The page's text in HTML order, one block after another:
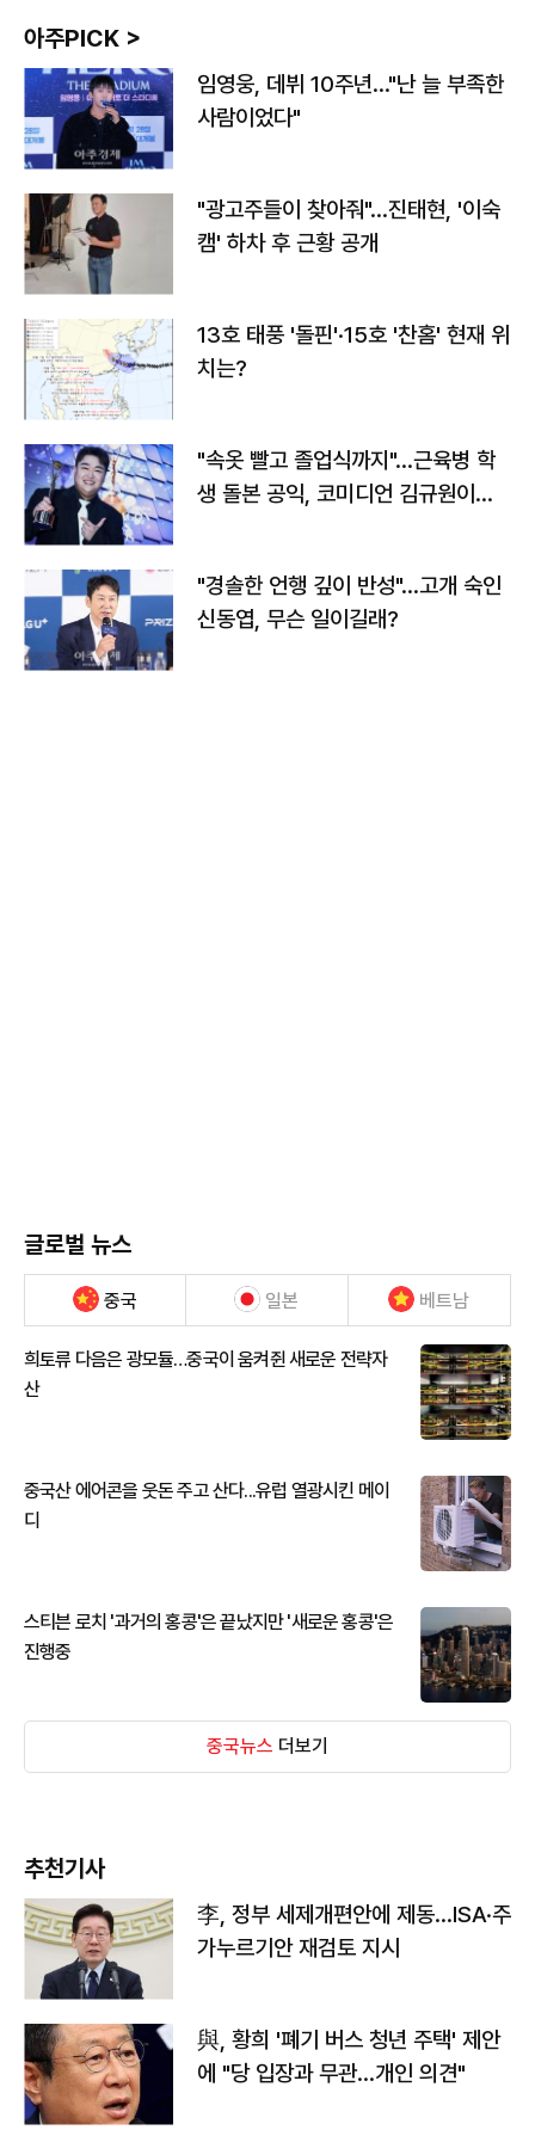
아주PICK >
임영웅, 데뷔 10주년…"난 늘 부족한
사람이었다"
"광고주들이 찾아줘"…진태현, '이숙
캠' 하차 후 근황 공개
13호 태풍 '돌핀'·15호 '찬홈' 현재 위
치는?
"속옷 빨고 졸업식까지"…근육병 학
생 돌본 공익, 코미디언 김규원이었
"경솔한 언행 깊이 반성"…고개 숙인
신동엽, 무슨 일이길래?
글로벌 뉴스
중국 일본 베트남
희토류 다음은 광모듈…중국이 움켜쥔 새로운 전략자
산
중국산 에어콘을 웃돈 주고 산다...유럽 열광시킨 메이
디
스티븐 로치 '과거의 홍콩'은 끝났지만 '새로운 홍콩'은
진행중
중국뉴스 더보기
추천기사
李, 정부 세제개편안에 제동…ISA·주
가누르기안 재검토 지시
與, 황희 '폐기 버스 청년 주택' 제안
에 "당 입장과 무관…개인 의견"